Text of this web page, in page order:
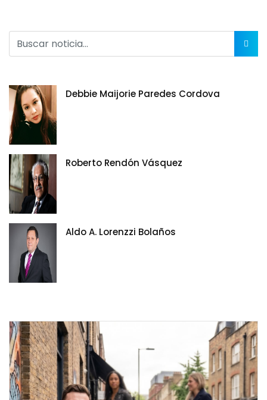
Debbie Maijorie Paredes Cordova
Roberto Rendón Vásquez
Aldo A. Lorenzzi Bolaños